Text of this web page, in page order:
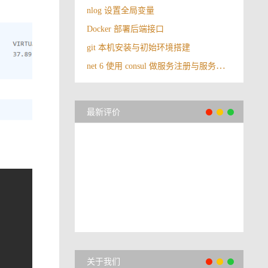
nlog 设置全局变量
Docker 部署后端接口
git 本机安装与初始环境搭建
net 6 使用 consul 做服务注册与服务发现（下）
最新评价
关于我们